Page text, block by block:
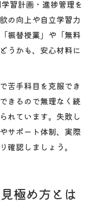
習計画・進捗管理を
の向上や自立学習力
振替授業」や「無料
うかも、安心材料に
苦手科目を克服でき
きるので無理なく続
れています。失敗し
サポート体制、実際
確認しましょう。
極め方とは